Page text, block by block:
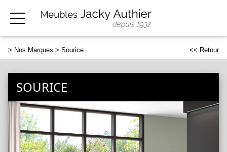
> Nos Marques > Sourice << Retour
SOURICE